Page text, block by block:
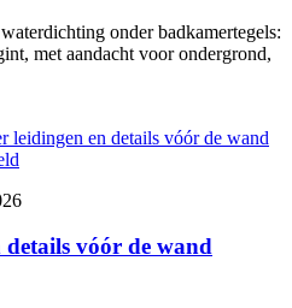
onder badkamertegels:
met aandacht voor ondergrond,
vóór de wand